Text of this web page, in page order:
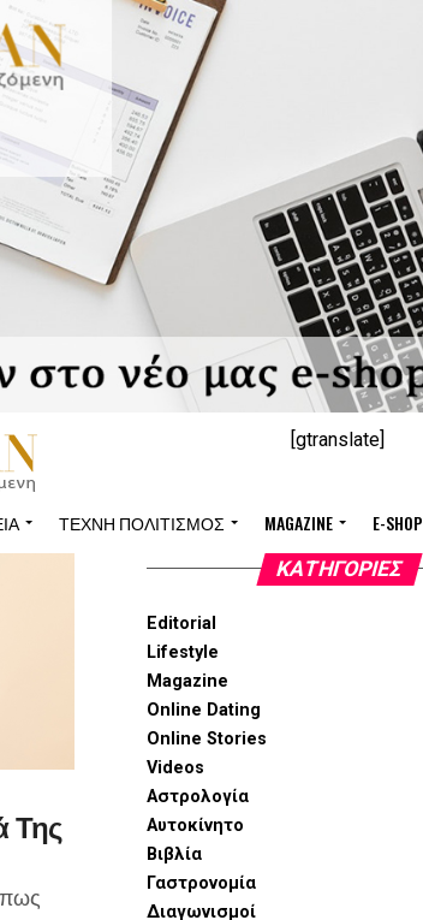
[gtranslate]
ΤΈΧΝΗ ΠΟΛΙΤΙΣΜΌΣ MAGAZINE E-SHOP
Της
KΑΤΗΓΟΡΊΕΣ
Editorial
Lifestyle
Magazine
Online Dating
Online Stories
Videos
Αστρολογία
Αυτοκίνητο
Βιβλία
Γαστρονομία
Διαγωνισμοί